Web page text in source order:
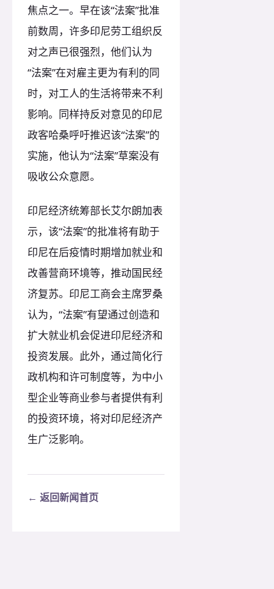
焦点之一。早在该“法案”批准
前数周，许多印尼劳工组织反
对之声已很强烈，他们认为
“法案”在对雇主更为有利的同
时，对工人的生活将带来不利
影响。同样持反对意见的印尼
政客哈桑呼吁推迟该“法案”的
实施，他认为“法案”草案没有
吸收公众意愿。
印尼经济统筹部长艾尔朗加表
示，该“法案”的批准将有助于
印尼在后疫情时期增加就业和
改善营商环境等，推动国民经
济复苏。印尼工商会主席罗桑
认为，“法案”有望通过创造和
扩大就业机会促进印尼经济和
投资发展。此外，通过简化行
政机构和许可制度等，为中小
型企业等商业参与者提供有利
的投资环境，将对印尼经济产
生广泛影响。
← 返回新闻首页